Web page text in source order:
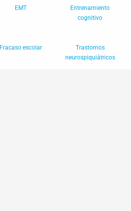
EMT
Entrenamiento
cognitivo
Fracaso escolar
Trastornos
neurospiquiátricos